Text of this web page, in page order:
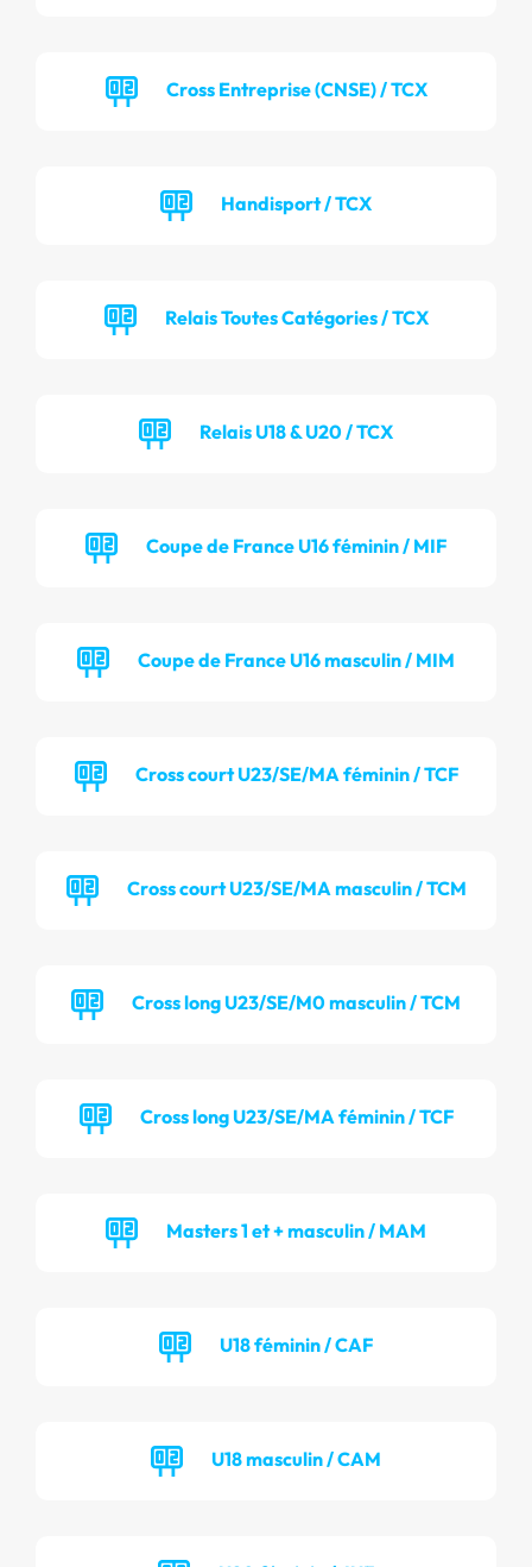
Cross Entreprise (CNSE) / TCX
Handisport / TCX
Relais Toutes Catégories / TCX
Relais U18 & U20 / TCX
Coupe de France U16 féminin / MIF
Coupe de France U16 masculin / MIM
Cross court U23/SE/MA féminin / TCF
Cross court U23/SE/MA masculin / TCM
Cross long U23/SE/M0 masculin / TCM
Cross long U23/SE/MA féminin / TCF
Masters 1 et + masculin / MAM
U18 féminin / CAF
U18 masculin / CAM